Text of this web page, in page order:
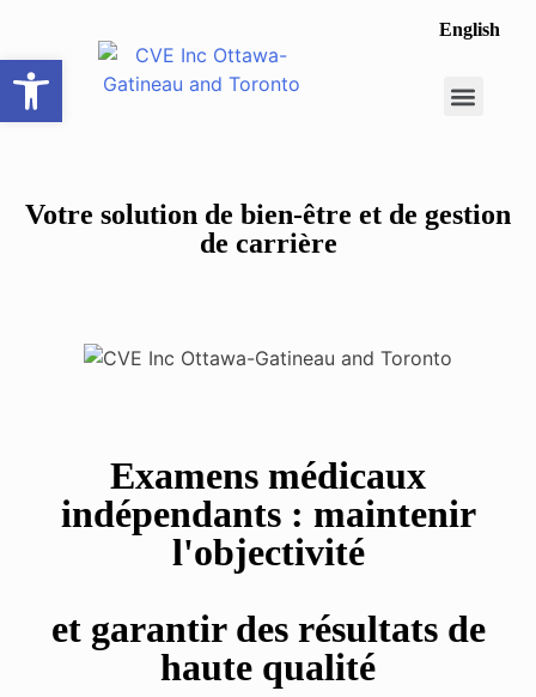
English
Votre solution de bien-être et de gestion
de carrière
Examens médicaux
indépendants : maintenir
l'objectivité
et garantir des résultats de
haute qualité
Ouvrir la barre d’outils